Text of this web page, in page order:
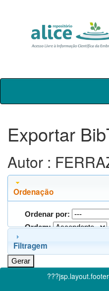
Skip
Exportar
Autor :
Ordenação
Ordenar por:
Ordem:
Filtragem